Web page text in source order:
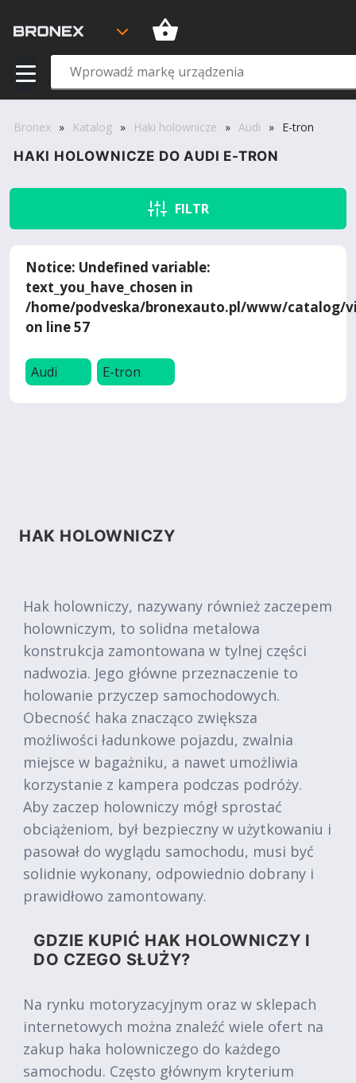
Bronex » Katalog » Haki holownicze » Audi » E-tron
HAKI HOLOWNICZE DO AUDI E-TRON
FILTR
Notice: Undefined variable:
text_you_have_chosen in
/home/podveska/bronexauto.pl/www/catalog/
on line57
Audi E-tron
HAK HOLOWNICZY
Hak holowniczy, nazywany również zaczepem
holowniczym, to solidna metalowa
konstrukcja zamontowana w tylnej części
nadwozia. Jego główne przeznaczenie to
holowanie przyczep samochodowych.
Obecność haka znacząco zwiększa
możliwości ładunkowe pojazdu, zwalnia
miejsce w bagażniku, a nawet umożliwia
korzystanie z kampera podczas podróży.
Aby zaczep holowniczy mógł sprostać
obciążeniom, był bezpieczny w użytkowaniu i
pasował do wyglądu samochodu, musi być
solidnie wykonany, odpowiednio dobrany i
prawidłowo zamontowany.
GDZIE KUPIĆ HAK HOLOWNICZY I
DO CZEGO SŁUŻY?
Na rynku motoryzacyjnym oraz w sklepach
internetowych można znaleźć wiele ofert na
zakup haka holowniczego do każdego
samochodu. Często głównym kryterium